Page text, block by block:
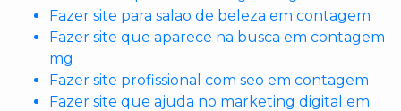
Fazer site para salao de beleza em contagem
Fazer site que aparece na busca em contagem
mg
Fazer site profissional com seo em contagem
Fazer site que ajuda no marketing digital em